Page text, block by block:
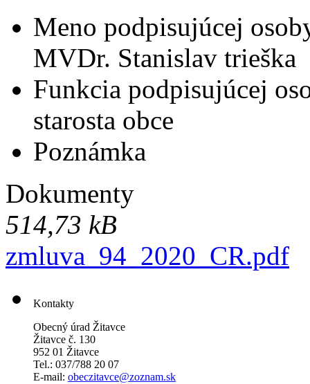
Meno podpisujúcej
MVDr. Stanislav trieška
Funkcia podpisujúcej
starosta obce
Poznámka
Dokumenty
514,73 kB
zmluva_94_2020_CR.pdf
Kontakty
Obecný úrad Žitavce
Žitavce č. 130
952 01 Žitavce
Tel.: 037/788 20 07
E-mail: obeczitavce@zoznam.sk